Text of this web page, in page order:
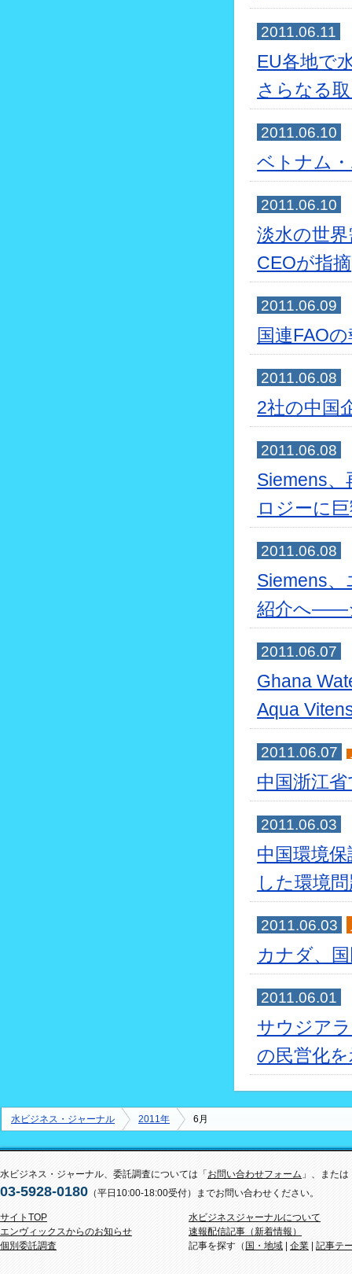
2011.06.11
EU各地で
さらなる
2011.06.10
ベトナム
2011.06.10
淡水の世
CEOが指摘
2011.06.09
国連FAO
2011.06.08
2社の中国
2011.06.08
Siemens
ロジーに
2011.06.08
Siemens
紹介へ――
2011.06.07
Ghana
Aqua
2011.06.07
中国浙江
2011.06.03
中国環境
した環境
2011.06.03
カナダ、
2011.06.01
サウジア
の民営化
水ビジネス・ジャーナル 2011年 6月
水ビジネス・ジャーナル、委託調査については「 お問い合わせフォーム 」、または
03-5928-0180 （平日10:00-18:00受付）までお問い合わせください。
サイトTOP
エンヴィックスからのお知らせ
個別委託調査
水ビジネスジャーナルについて
速報配信記事（新着情報）
記事を探す（ 国・地域 企業 記事テ